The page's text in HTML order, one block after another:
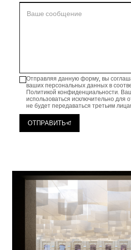
Отправляя данную форму, вы
ваших персональных данных в
Политикой конфиденциальности.
использоваться исключительно для
не будет передаваться третьим
ОТПРАВИТЬ